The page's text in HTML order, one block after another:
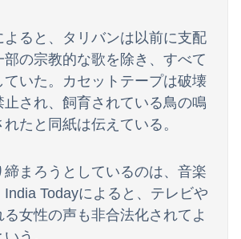
よると、タリバンは以前に支配
部の宗教的な歌を除き、すべて
いた。カセットテープは破壊
止され、飼育されている鳥の鳴
たと同紙は伝えている。
締まろうとしているのは、音楽
Todayによると、テレビや
女性の声も非合法化されてよ